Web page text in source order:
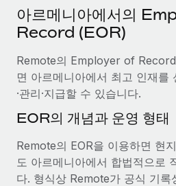
전문가 상담
글로벌 인사 및 규정 준수 업무 처
신원 조사
채용 후보자 심사 프로세스 간소화
Compliance Watchtower
기기 관리
전 세계 IT 장비 제공 및 추적 관리
Remote Build 곧 제공 예정
통합 및 AI 자동화 컨설팅
사례 연구
조직 규모를 120% 성장시킨 방법
Weaviate 한눈에 보기 Weaviate는
구축합니다. 이 회사의 미션은 전 세계
(DevOps/MLOps)에게 AI 네이티브...
급여 및 인재 인사이트
인사이트 센터
지원받기
모든 리소스 보기
글로벌 급여
아르메니아에서의
Record (EOR)
Remote의 Employer of
면 아르메니아에서 최고 인재를
·관리·지급할 수 있습니다.
EOR의 개념과 운영 형태
Remote의 EOR을 이용하면 현
도 아르메니아에서 합법적으로
다. 형식상 Remote가 공식 기록